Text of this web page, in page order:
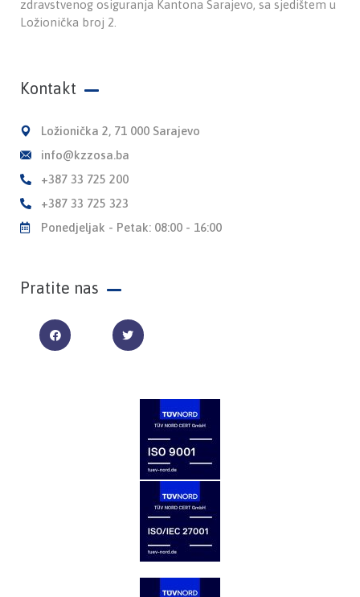
zdravstvenog osiguranja Kantona Sarajevo, sa sjedištem u
Ložionička broj 2.
Kontakt
Ložionička 2, 71 000 Sarajevo
info@kzzosa.ba
+387 33 725 200
+387 33 725 323
Ponedjeljak - Petak: 08:00 - 16:00
Pratite nas